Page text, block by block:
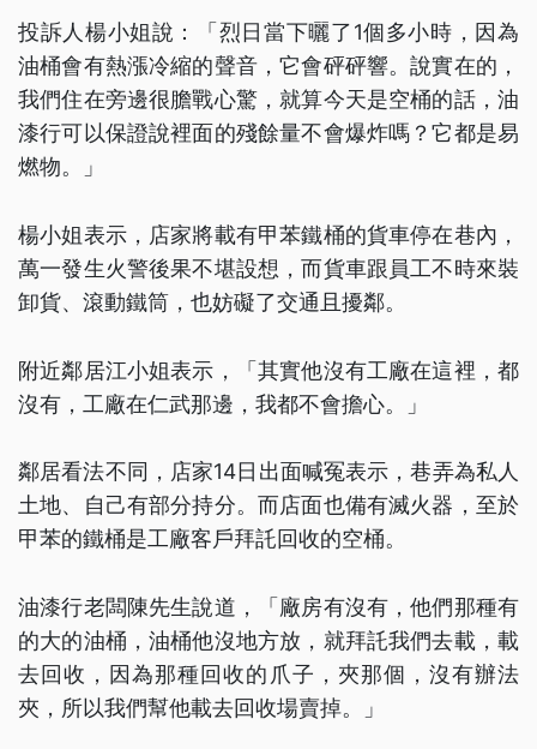
投訴人楊小姐說：「烈日當下曬了1個多小時，因為
油桶會有熱漲冷縮的聲音，它會砰砰響。說實在的，
我們住在旁邊很膽戰心驚，就算今天是空桶的話，油
漆行可以保證說裡面的殘餘量不會爆炸嗎？它都是易
燃物。」
楊小姐表示，店家將載有甲苯鐵桶的貨車停在巷內，
萬一發生火警後果不堪設想，而貨車跟員工不時來裝
卸貨、滾動鐵筒，也妨礙了交通且擾鄰。
附近鄰居江小姐表示，「其實他沒有工廠在這裡，都
沒有，工廠在仁武那邊，我都不會擔心。」
鄰居看法不同，店家14日出面喊冤表示，巷弄為私人
土地、自己有部分持分。而店面也備有滅火器，至於
甲苯的鐵桶是工廠客戶拜託回收的空桶。
油漆行老闆陳先生說道，「廠房有沒有，他們那種有
的大的油桶，油桶他沒地方放，就拜託我們去載，載
去回收，因為那種回收的爪子，夾那個，沒有辦法
夾，所以我們幫他載去回收場賣掉。」